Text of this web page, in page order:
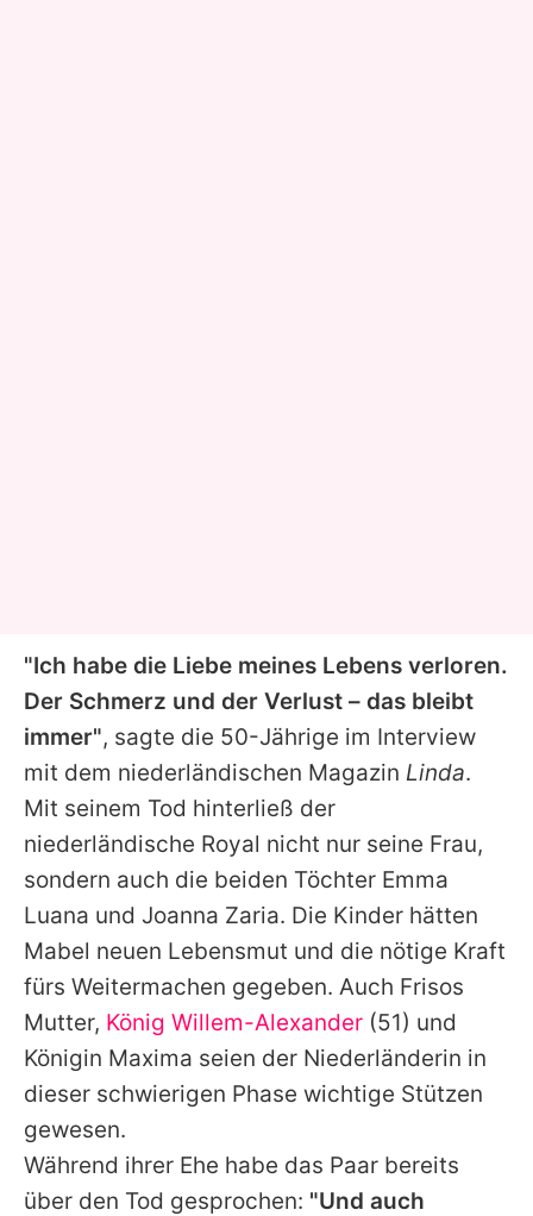
"Ich habe die Liebe meines Lebens verloren.
Der Schmerz und der Verlust – das bleibt
immer", sagte die 50-Jährige im Interview
mit dem niederländischen Magazin Linda.
Mit seinem Tod hinterließ der
niederländische Royal nicht nur seine Frau,
sondern auch die beiden Töchter Emma
Luana und Joanna Zaria. Die Kinder hätten
Mabel neuen Lebensmut und die nötige Kraft
fürs Weitermachen gegeben. Auch Frisos
Mutter, König Willem-Alexander (51) und
Königin Maxima seien der Niederländerin in
dieser schwierigen Phase wichtige Stützen
gewesen.
Während ihrer Ehe habe das Paar bereits
über den Tod gesprochen: "Und auch